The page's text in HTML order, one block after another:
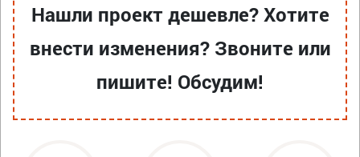
Нашли проект дешевле? Хотите
внести изменения? Звоните или
пишите! Обсудим!